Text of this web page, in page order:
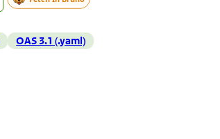
OAS 3.1 (.yaml)